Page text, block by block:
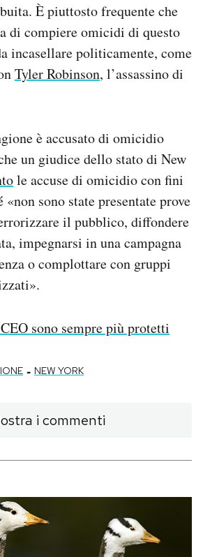
È piuttosto frequente che
di compiere omicidi di questo
incasellare politicamente, come
Tyler Robinson, l’assassino di
è accusato di omicidio
un giudice dello stato di New
le accuse di omicidio con fini
sono state presentate prove
il pubblico, diffondere
impegnarsi in una campagna
o complottare con gruppi
sono sempre più protetti
- NEW YORK
i commenti